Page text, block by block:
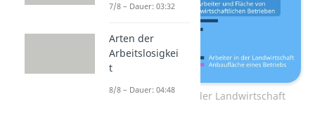
Strukturwandel in der Landwirtschaft
7/8 – Dauer: 03:32
Arten der
Arbeitslosigkei
t
8/8 – Dauer: 04:48